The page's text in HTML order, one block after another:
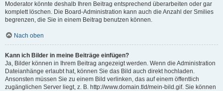
Moderator könnte deshalb Ihren Beitrag entsprechend überarbeiten oder gar
komplett löschen. Die Board-Administration kann auch die Anzahl der Smilies
begrenzen, die Sie in einem Beitrag benutzen können.
Nach oben
Kann ich Bilder in meine Beiträge einfügen?
Ja, Bilder können in Ihrem Beitrag angezeigt werden. Wenn die Administration
Dateianhänge erlaubt hat, können Sie das Bild auch direkt hochladen.
Ansonsten müssen Sie zu einem Bild verlinken, das auf einem öffentlich
zugänglichen Server liegt, z. B. http://www.domain.tld/mein-bild.gif. Sie können